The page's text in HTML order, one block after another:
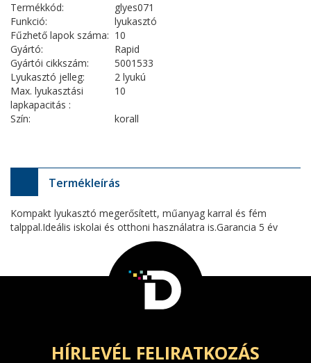
Termékkód:
glyes071
Funkció:
lyukasztó
Fűzhető lapok száma: 10
Gyártó:
Rapid
Gyártói cikkszám:
5001533
Lyukasztó jelleg:
2 lyukú
Max. lyukasztási
lapkapacitás :
10
Szín: korall
Termékleírás
Kompakt lyukasztó megerősített, műanyag karral és fém
talppal.Ideális iskolai és otthoni használatra is.Garancia 5 év
HÍRLEVÉL FELIRATKOZÁS